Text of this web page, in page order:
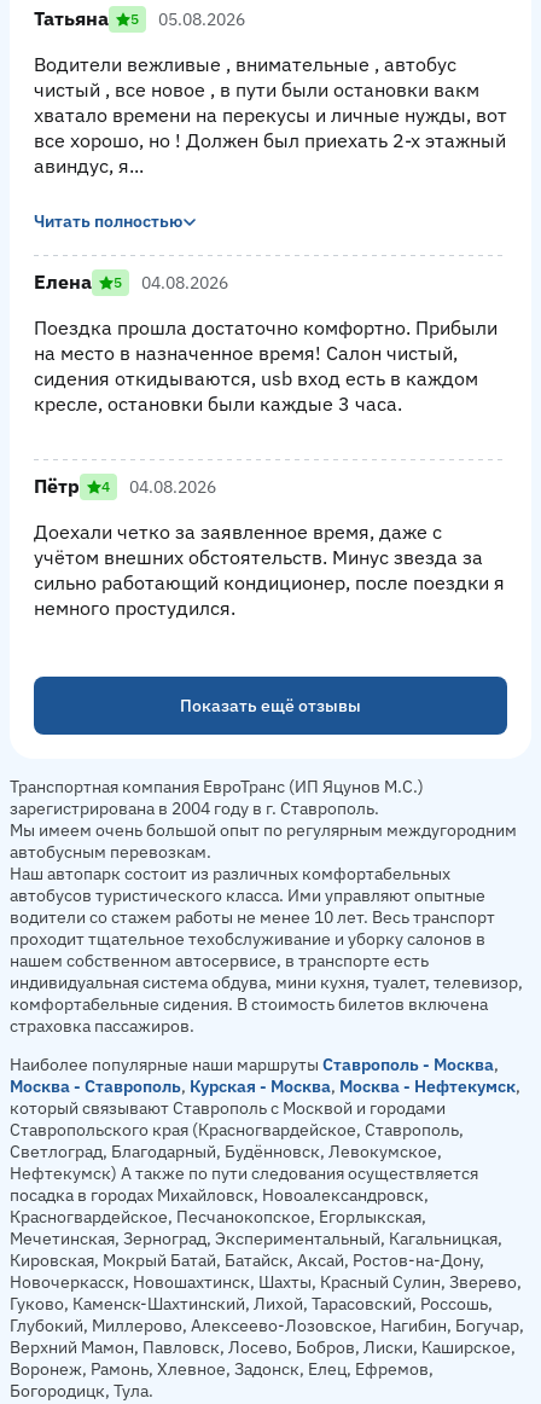
Татьяна 5 05.08.2026
Водители вежливые , внимательные , автобус
чистый , все новое , в пути были остановки вакм
хватало времени на перекусы и личные нужды, вот
все хорошо, но ! Должен был приехать 2-х этажный
авиндус, я...
Читать полностью
Елена 5 04.08.2026
Поездка прошла достаточно комфортно. Прибыли
на место в назначенное время! Салон чистый,
сидения откидываются, usb вход есть в каждом
кресле, остановки были каждые 3 часа.
Пётр 4 04.08.2026
Доехали четко за заявленное время, даже с
учётом внешних обстоятельств. Минус звезда за
сильно работающий кондиционер, после поездки я
немного простудился.
Показать ещё отзывы
Транспортная компания ЕвроТранс (ИП Яцунов М.С.)
зарегистрирована в 2004 году в г. Ставрополь.
Мы имеем очень большой опыт по регулярным междугородним
автобусным перевозкам.
Наш автопарк состоит из различных комфортабельных
автобусов туристического класса. Ими управляют опытные
водители со стажем работы не менее 10 лет. Весь транспорт
проходит тщательное техобслуживание и уборку салонов в
нашем собственном автосервисе, в транспорте есть
индивидуальная система обдува, мини кухня, туалет, телевизор,
комфортабельные сидения. В стоимость билетов включена
страховка пассажиров.
Наиболее популярные наши маршруты Ставрополь - Москва,
Москва - Ставрополь, Курская - Москва, Москва - Нефтекумск,
который связывают Ставрополь с Москвой и городами
Ставропольского края (Красногвардейское, Ставрополь,
Светлоград, Благодарный, Будённовск, Левокумское,
Нефтекумск) А также по пути следования осуществляется
посадка в городах Михайловск, Новоалександровск,
Красногвардейское, Песчанокопское, Егорлыкская,
Мечетинская, Зерноград, Экспериментальный, Кагальницкая,
Кировская, Мокрый Батай, Батайск, Аксай, Ростов-на-Дону,
Новочеркасск, Новошахтинск, Шахты, Красный Сулин, Зверево,
Гуково, Каменск-Шахтинский, Лихой, Тарасовский, Россошь,
Глубокий, Миллерово, Алексеево-Лозовское, Нагибин, Богучар,
Верхний Мамон, Павловск, Лосево, Бобров, Лиски, Каширское,
Воронеж, Рамонь, Хлевное, Задонск, Елец, Ефремов,
Богородицк, Тула.